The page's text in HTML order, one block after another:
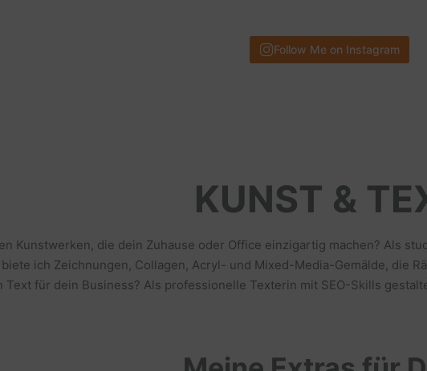
Follow Me on Instagram
KUNST &
Kunstwerken, die dein Zuhause oder Office einzigartig machen? Als
ich Zeichnungen, Collagen, Acryl- und Mixed-Media-Gemälde, die
für dein Business? Als professionelle Texterin mit SEO-Skills